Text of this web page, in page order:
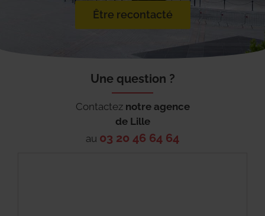
Être recontacté
Une question ?
Contactez notre agence
de Lille
au 03 20 46 64 64